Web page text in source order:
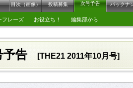
目次（画像） 投稿募集 次号予告 バックナ
フレーズ お役立ち！ 編集部から
予告 [THE21 2011年10月号]